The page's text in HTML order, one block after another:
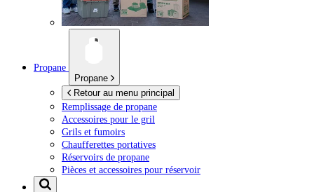
Propane
Propane
Retour au menu principal
Remplissage de propane
Accessoires pour le gril
Grils et fumoirs
Chaufferettes portatives
Réservoirs de propane
Pièces et accessoires pour réservoir